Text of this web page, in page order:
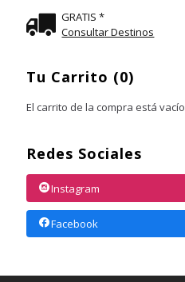
GRATIS *
Consultar Destinos
Tu Carrito (0)
El carrito de la compra está vacío
Redes Sociales
Instagram
Facebook